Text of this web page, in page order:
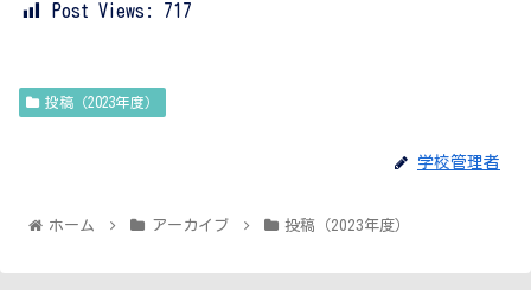
Post Views: 717
投稿（2023年度）
学校管理者
ホーム アーカイブ 投稿（2023年度）